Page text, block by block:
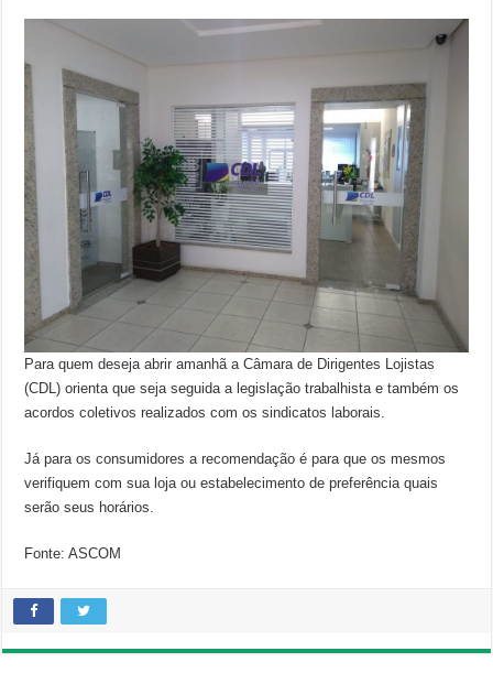
Para quem deseja abrir amanhã a Câmara de Dirigentes Lojistas
(CDL) orienta que seja seguida a legislação trabalhista e também os
acordos coletivos realizados com os sindicatos laborais.
Já para os consumidores a recomendação é para que os mesmos
verifiquem com sua loja ou estabelecimento de preferência quais
serão seus horários.
Fonte: ASCOM